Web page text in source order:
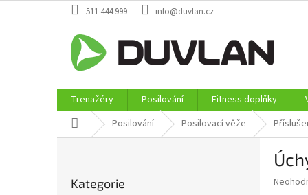
na
511 444 999 info@duvlan.cz
Trenažéry Posilování Fitness doplňky
Domů Posilování Posilovací věže
kategorie
Kategorie